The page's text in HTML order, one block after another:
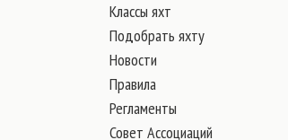
Классы яхт
Подобрать яхту
Новости
Правила
Регламенты
Совет Ассоциаций